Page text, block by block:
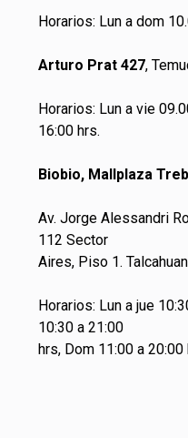
Horarios: Lun a dom
Arturo Prat 427,
Horarios: Lun a vie
16:00 hrs.
Biobio, Mallplaza
Av. Jorge Alessandri
112 Sector
Aires, Piso 1.
Horarios: Lun a jue
10:30 a 21:00
hrs, Dom 11:00 a 20:00